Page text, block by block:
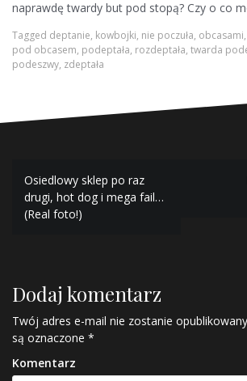
naprawdę twardy but pod stopą? Czy o co
Tagged deptanie, kowbojki, nie poczuła, obcasami,
pod obcasem, podeptała, rozdeptała, twarda
podeszwy, zdeptała
Nawigacja
wpisu
Osiedlowy sklep po raz
drugi, hot dog i mega fail…
(Real foto!)
Dodaj komentarz
Twój adres e-mail nie zostanie
są oznaczone *
Komentarz